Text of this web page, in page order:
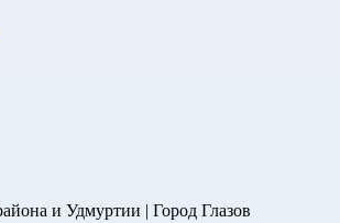
и Удмуртии | Город Глазов